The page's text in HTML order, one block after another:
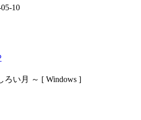
10
ろい月 ～ [ Windows ]